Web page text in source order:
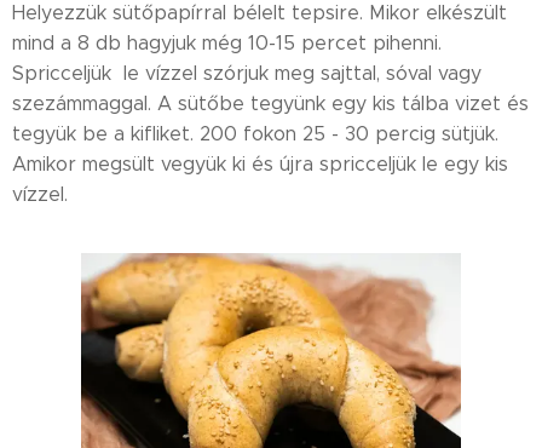
Helyezzük sütőpapírral bélelt tepsire. Mikor elkészült
mind a 8 db hagyjuk még 10-15 percet pihenni.
Spricceljük le vízzel szórjuk meg sajttal, sóval vagy
szezámmaggal. A sütőbe tegyünk egy kis tálba vizet és
tegyük be a kifliket. 200 fokon 25 - 30 percig sütjük.
Amikor megsült vegyük ki és újra spricceljük le egy kis
vízzel.